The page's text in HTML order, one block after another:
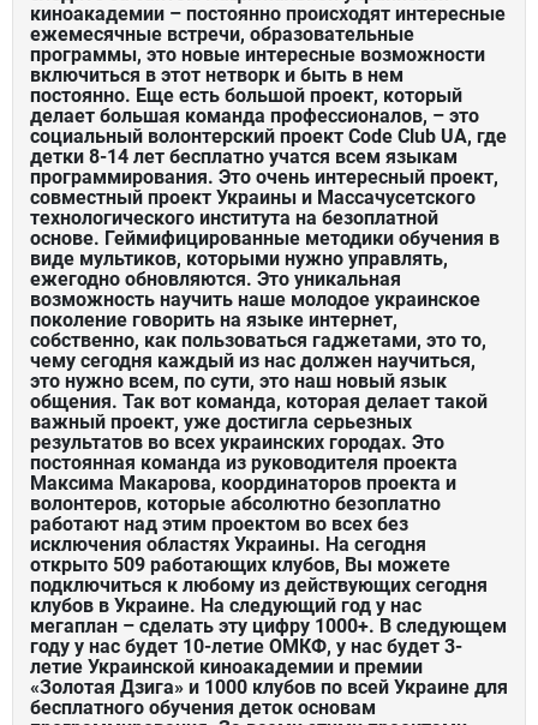
киноакадемии – постоянно происходят интересные
ежемесячные встречи, образовательные
программы, это новые интересные возможности
включиться в этот нетворк и быть в нем
постоянно. Еще есть большой проект, который
делает большая команда профессионалов, – это
социальный волонтерский проект Code Club UA, где
детки 8-14 лет бесплатно учатся всем языкам
программирования. Это очень интересный проект,
совместный проект Украины и Массачусетского
технологического института на безоплатной
основе. Геймифицированные методики обучения в
виде мультиков, которыми нужно управлять,
ежегодно обновляются. Это уникальная
возможность научить наше молодое украинское
поколение говорить на языке интернет,
собственно, как пользоваться гаджетами, это то,
чему сегодня каждый из нас должен научиться,
это нужно всем, по сути, это наш новый язык
общения. Так вот команда, которая делает такой
важный проект, уже достигла серьезных
результатов во всех украинских городах. Это
постоянная команда из руководителя проекта
Максима Макарова, координаторов проекта и
волонтеров, которые абсолютно безоплатно
работают над этим проектом во всех без
исключения областях Украины. На сегодня
открыто 509 работающих клубов, Вы можете
подключиться к любому из действующих сегодня
клубов в Украине. На следующий год у нас
мегаплан – сделать эту цифру 1000+. В следующем
году у нас будет 10-летие ОМКФ, у нас будет 3-
летие Украинской киноакадемии и премии
«Золотая Дзига» и 1000 клубов по всей Украине для
бесплатного обучения деток основам